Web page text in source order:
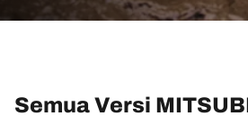
Semua Versi